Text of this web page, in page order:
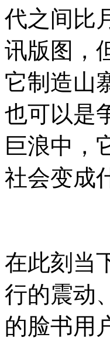
代之间比
讯版图，
它制造山
也可以是
巨浪中，
社会变成
在此刻当
行的震动
的脸书用